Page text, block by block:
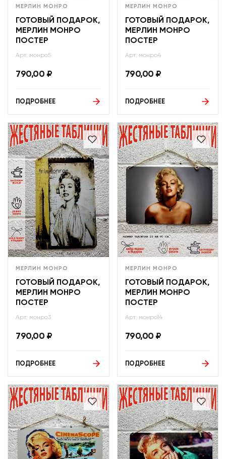
МЕРЛИН МОНРО
ГОТОВЫЙ ПОДАРОК,
МЕРЛИН МОНРО
ПОСТЕР
Арт: монро5
790,00 ₽
ПОДРОБНЕЕ
МЕРЛИН МОНРО
ГОТОВЫЙ ПОДАРОК,
МЕРЛИН МОНРО
ПОСТЕР
Арт: монро4
790,00 ₽
ПОДРОБНЕЕ
МЕРЛИН МОНРО
ГОТОВЫЙ ПОДАРОК,
МЕРЛИН МОНРО
ПОСТЕР
Арт: монро3
790,00 ₽
ПОДРОБНЕЕ
МЕРЛИН МОНРО
ГОТОВЫЙ ПОДАРОК,
МЕРЛИН МОНРО
ПОСТЕР
Арт: монро14
790,00 ₽
ПОДРОБНЕЕ